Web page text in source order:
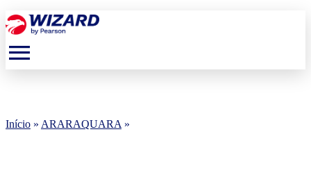
menu
Início » ARARAQUARA »